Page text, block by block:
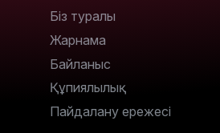
Біз туралы
Жарнама
Байланыс
Құпиялылық
Пайдалану ережесі